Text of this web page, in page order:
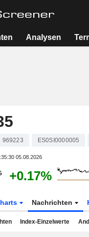
Analysen
969223 ES0SI0000005
05.08.2026
+0.17%
Nachrichten
Index-Einzelwerte